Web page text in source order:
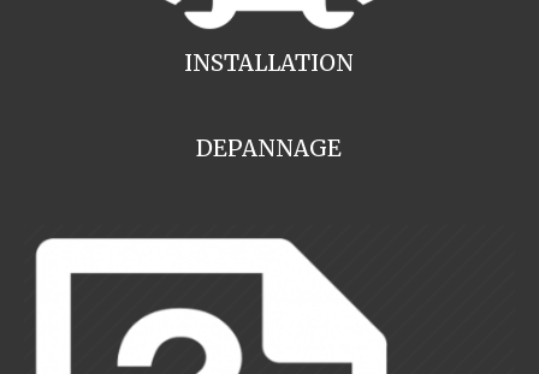
INSTALLATION
DEPANNAGE